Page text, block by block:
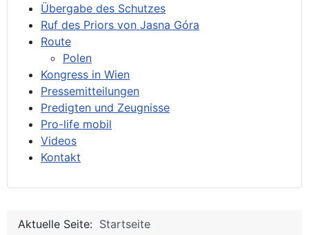
Übergabe des Schutzes
Ruf des Priors von Jasna Góra
Route
Polen
Kongress in Wien
Pressemitteilungen
Predigten und Zeugnisse
Pro-life mobil
Videos
Kontakt
Aktuelle Seite: Startseite